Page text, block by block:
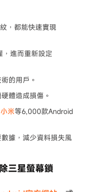
，都能快速實現
進而重新設定
的用戶。
體造成損傷。
小米等6,000款Android
據，減少資料損失風
三星螢幕鎖